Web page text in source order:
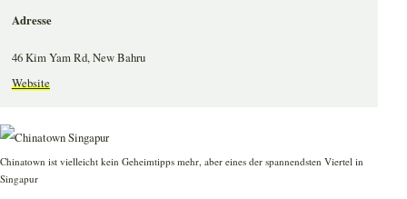
Adresse
46 Kim Yam Rd, New Bahru
Website
Chinatown ist vielleicht kein Geheimtipps mehr, aber eines der spannendsten Viertel in
Singapur